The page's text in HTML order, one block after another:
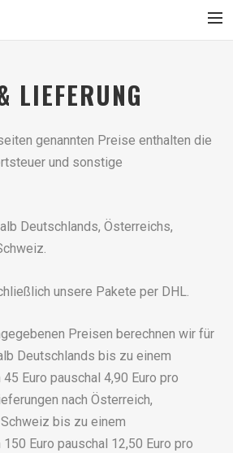
LIEFERUNG
genannten Preise enthalten die
und sonstige
Deutschlands, Österreichs,
unsere Pakete per DHL.
Preisen berechnen wir für
Deutschlands bis zu einem
Euro pauschal 4,90 Euro pro
nach Österreich,
bis zu einem
Euro pauschal 12,50 Euro pro